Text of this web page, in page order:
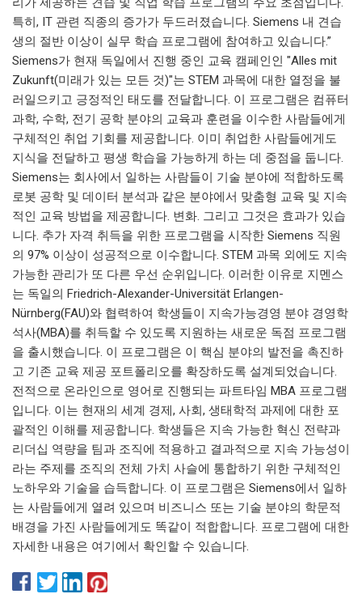
특히, IT 관련 직종의 증가가 두드러졌습니다. Siemens 내 견습
생의 절반 이상이 실무 학습 프로그램에 참여하고 있습니다.”
Siemens가 현재 독일에서 진행 중인 교육 캠페인인 "Alles mit
Zukunft(미래가 있는 모든 것)"는 STEM 과목에 대한 열정을 불
러일으키고 긍정적인 태도를 전달합니다. 이 프로그램은 컴퓨터
과학, 수학, 전기 공학 분야의 교육과 훈련을 이수한 사람들에게
구체적인 취업 기회를 제공합니다. 이미 취업한 사람들에게도
지식을 전달하고 평생 학습을 가능하게 하는 데 중점을 둡니다.
Siemens는 회사에서 일하는 사람들이 기술 분야에 적합하도록
로봇 공학 및 데이터 분석과 같은 분야에서 맞춤형 교육 및 지속
적인 교육 방법을 제공합니다. 변화. 그리고 그것은 효과가 있습
니다. 추가 자격 취득을 위한 프로그램을 시작한 Siemens 직원
의 97% 이상이 성공적으로 이수합니다. STEM 과목 외에도 지속
가능한 관리가 또 다른 우선 순위입니다. 이러한 이유로 지멘스
는 독일의 Friedrich-Alexander-Universität Erlangen-
Nürnberg(FAU)와 협력하여 학생들이 지속가능경영 분야 경영학
석사(MBA)를 취득할 수 있도록 지원하는 새로운 독점 프로그램
을 출시했습니다. 이 프로그램은 이 핵심 분야의 발전을 촉진하
고 기존 교육 제공 포트폴리오를 확장하도록 설계되었습니다.
전적으로 온라인으로 영어로 진행되는 파트타임 MBA 프로그램
입니다. 이는 현재의 세계 경제, 사회, 생태학적 과제에 대한 포
괄적인 이해를 제공합니다. 학생들은 지속 가능한 혁신 전략과
리더십 역량을 팀과 조직에 적용하고 결과적으로 지속 가능성이
라는 주제를 조직의 전체 가치 사슬에 통합하기 위한 구체적인
노하우와 기술을 습득합니다. 이 프로그램은 Siemens에서 일하
는 사람들에게 열려 있으며 비즈니스 또는 기술 분야의 학문적
배경을 가진 사람들에게도 똑같이 적합합니다. 프로그램에 대한
자세한 내용은 여기에서 확인할 수 있습니다.